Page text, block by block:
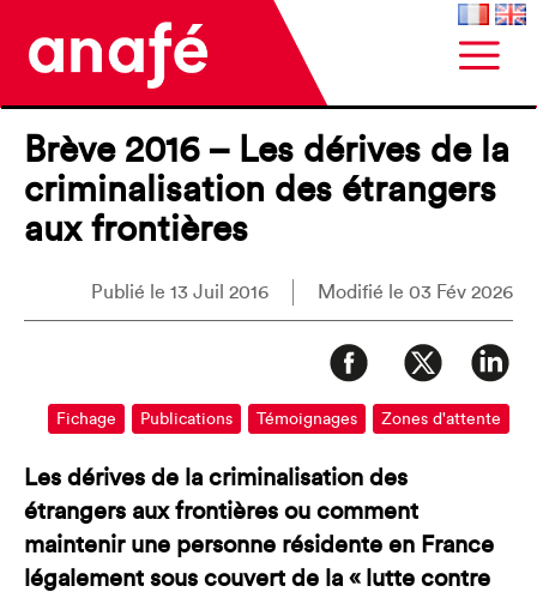
Brève 2016 – Les dérives de la
criminalisation des étrangers
aux frontières
Publié le 13 Juil 2016 Modifié le 03 Fév 2026
Fichage Publications Témoignages Zones d'attente
Les dérives de la criminalisation des
étrangers aux frontières ou comment
maintenir une personne résidente en France
légalement sous couvert de la « lutte contre